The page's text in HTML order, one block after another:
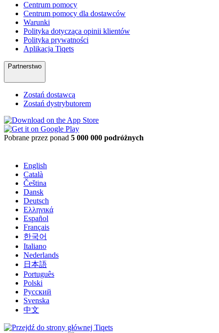
Centrum pomocy
Centrum pomocy dla dostawców
Warunki
Polityka dotycząca opinii klientów
Polityka prywatności
Aplikacja Tiqets
Partnerstwo
Zostań dostawcą
Zostań dystrybutorem
Pobrane przez ponad 5 000 000 podróżnych
English
Català
Čeština
Dansk
Deutsch
Ελληνικά
Español
Français
한국어
Italiano
Nederlands
日本語
Português
Polski
Русский
Svenska
中文